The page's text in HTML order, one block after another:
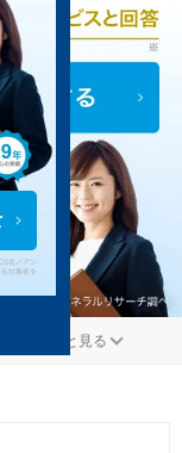
もっと見る